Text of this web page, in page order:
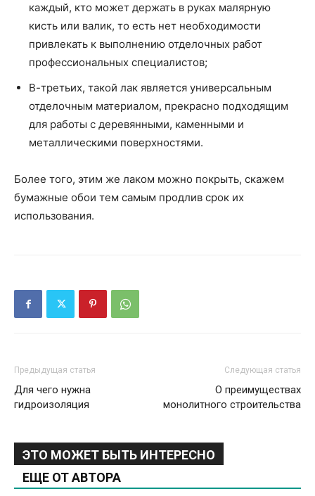
каждый, кто может держать в руках малярную
кисть или валик, то есть нет необходимости
привлекать к выполнению отделочных работ
профессиональных специалистов;
В-третьих, такой лак является универсальным
отделочным материалом, прекрасно подходящим
для работы с деревянными, каменными и
металлическими поверхностями.
Более того, этим же лаком можно покрыть, скажем
бумажные обои тем самым продлив срок их
использования.
Предыдущая статья
Для чего нужна
гидроизоляция
Следующая статья
О преимуществах
монолитного строительства
ЭТО МОЖЕТ БЫТЬ ИНТЕРЕСНО
ЕЩЕ ОТ АВТОРА